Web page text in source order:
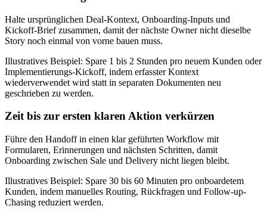
Halte ursprünglichen Deal-Kontext, Onboarding-Inputs und
Kickoff-Brief zusammen, damit der nächste Owner nicht dieselbe
Story noch einmal von vorne bauen muss.
Illustratives Beispiel: Spare 1 bis 2 Stunden pro neuem Kunden oder
Implementierungs-Kickoff, indem erfasster Kontext
wiederverwendet wird statt in separaten Dokumenten neu
geschrieben zu werden.
Zeit bis zur ersten klaren Aktion verkürzen
Führe den Handoff in einen klar geführten Workflow mit
Formularen, Erinnerungen und nächsten Schritten, damit
Onboarding zwischen Sale und Delivery nicht liegen bleibt.
Illustratives Beispiel: Spare 30 bis 60 Minuten pro onboardetem
Kunden, indem manuelles Routing, Rückfragen und Follow-up-
Chasing reduziert werden.